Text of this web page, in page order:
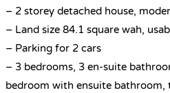
– 2 storey detached house,
– Land size 84.1 square wah,
– Parking for 2 cars
– 3 bedrooms, 3 en-suite
bedroom with ensuite bathroom,